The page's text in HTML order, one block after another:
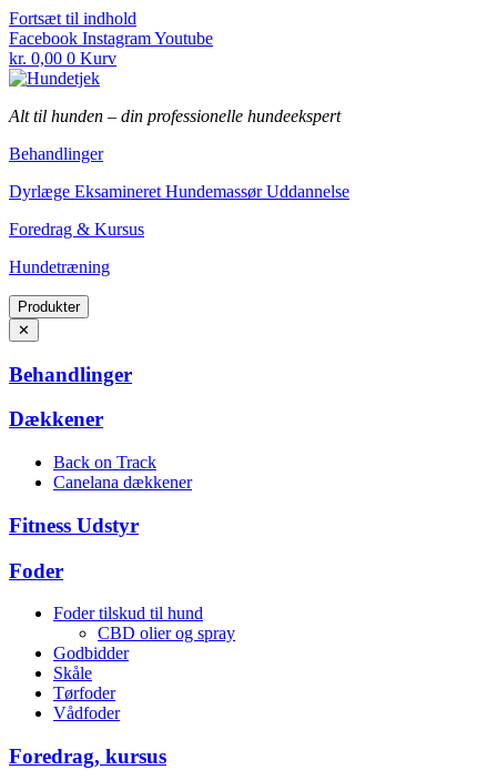
Fortsæt til indhold
Facebook InstagramYoutube
kr. 0,00 0 Kurv
Alt til hunden – din professionelle hundeekspert
Behandlinger
Dyrlæge Eksamineret Hundemassør Uddannelse
Foredrag & Kursus
Hundetræning
Produkter
✕
Behandlinger
Dækkener
Back on Track
Canelana dækkener
Fitness Udstyr
Foder
Foder tilskud til hund
CBD olier og spray
Godbidder
Skåle
Tørfoder
Vådfoder
Foredrag, kursus